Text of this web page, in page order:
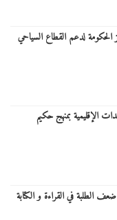
الحكومة لدعم القطاع السياحي
الإقليمية بمنهج حكيم
الطلبة في القراءة و الكتابة